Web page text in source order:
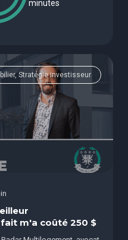
minutes
Stratégie investisseur
m'a coûté 250 $